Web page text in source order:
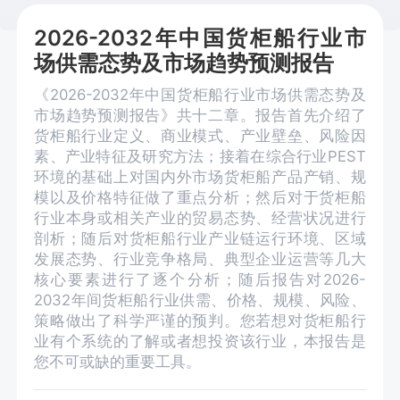
2026-2032年中国货柜船行业市
场供需态势及市场趋势预测报告
《2026-2032年中国货柜船行业市场供需态势及
市场趋势预测报告》共十二章。报告首先介绍了
货柜船行业定义、商业模式、产业壁垒、风险因
素、产业特征及研究方法；接着在综合行业PEST
环境的基础上对国内外市场货柜船产品产销、规
模以及价格特征做了重点分析；然后对于货柜船
行业本身或相关产业的贸易态势、经营状况进行
剖析；随后对货柜船行业产业链运行环境、区域
发展态势、行业竞争格局、典型企业运营等几大
核心要素进行了逐个分析；随后报告对2026-
2032年间货柜船行业供需、价格、规模、风险、
策略做出了科学严谨的预判。您若想对货柜船行
业有个系统的了解或者想投资该行业，本报告是
您不可或缺的重要工具。